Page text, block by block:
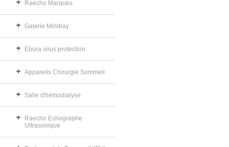
Raecho Marques
Galerie Mindray
Ebora virus protection
Appareils Chirurgie Sommeil
Salle d'hémodialyse
Raecho Echographe
Ultrasonique